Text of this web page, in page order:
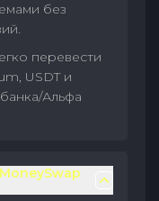
без
перевести
USDT и
Альфа